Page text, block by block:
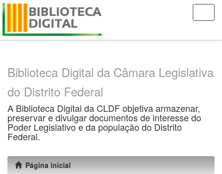
Skip
Biblioteca Digital da Câmara Legislativa
do Distrito Federal
A Biblioteca Digital da CLDF objetiva armazenar,
preservar e divulgar documentos de interesse do
Poder Legislativo e da população do Distrito
Federal.
Página inicial